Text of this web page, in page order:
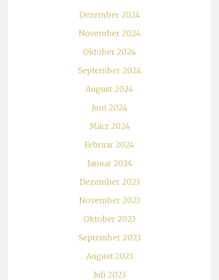
Dezember 2024
November 2024
Oktober 2024
September 2024
August 2024
Juni 2024
März 2024
Februar 2024
Januar 2024
Dezember 2023
November 2023
Oktober 2023
September 2023
August 2023
Juli 2023